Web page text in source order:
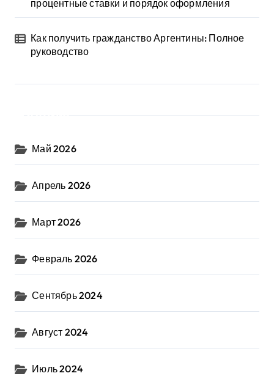
процентные ставки и порядок оформления
Как получить гражданство Аргентины: Полное
руководство
Май 2026
Апрель 2026
Март 2026
Февраль 2026
Сентябрь 2024
Август 2024
Июль 2024